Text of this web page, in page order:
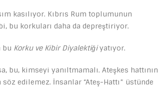
kasılıyor. Kıbrıs Rum toplumunun
bu korkuları daha da depreştiriyor.
bu Korku ve Kibir Diyalektiğiyatıyor.
bu, kimseyi yanıltmamalı. Ateşkes hattının
söz edilemez. İnsanlar “Ateş-Hattı” üstünde